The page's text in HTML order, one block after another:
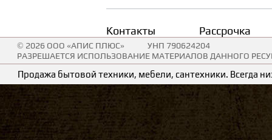
Контакты Рассрочка
© 2026 ООО «АПИС ПЛЮС»
УНП 790624204
РАЗРЕШАЕТСЯ ИСПОЛЬЗОВАНИЕ МАТЕРИАЛОВ ДАННОГО
Продажа бытовой техники, мебели, сантехники. Всегда